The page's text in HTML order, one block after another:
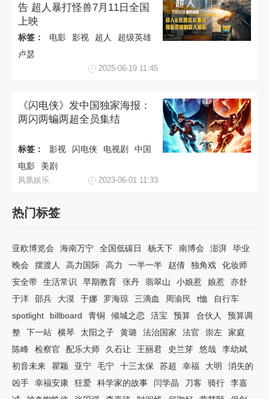
告 超人暴打怪兽7月11日全国
上映
标签： 电影 影视 超人
超级英雄
卢瑟
2025-06-19 11:45
《闪电侠》发中国独家海报：
两闪两蝙两超全员集结
标签： 影视 闪电侠 电视剧
中国
电影
美剧
凤凰娱乐 2023-06-01 11:33
热门标签
亚欧博览会 海南万宁 全国低碳日 杨天下 南博会 澎湃
毕业
晚会
摆渡人 高力国际 高力 一半一半 赵倩 独角戏
化妆师
安全带
生活常识 早期教育 张丹 翡翠山 小娘惹 娘惹
亦舒
于洋
邵兵 大漠 于娜 罗海琼 三滴血 周渝民 t恤
自行车
spotlight
billboard 青铜 倾城之恋 活宝 预算 合伙人
预算调
整
下一站 横琴 太阳之子 黄璐 法治国家 法官 崇左
家庭
陈峰
检察官 配乐大师 久石让 王丽君 史兰芽 悠哉
李幼斌
初音未来
瞿颖 亚宁 毛宁 十三太保 苏超 幸福 大明
消失的
凶手
幸福安康 狂爱 科学家的故事 闫学晶 刀客 骑行
李嘉